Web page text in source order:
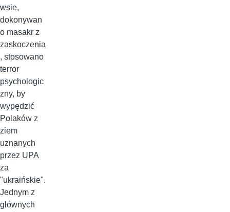
wsie,
dokonywan
o masakr z
zaskoczenia
, stosowano
terror
psychologic
zny, by
wypędzić
Polaków z
ziem
uznanych
przez UPA
za
"ukraińskie".
Jednym z
głównych